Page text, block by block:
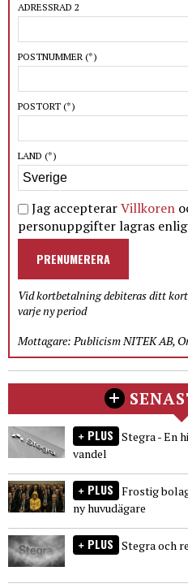
ADRESSRAD 2
POSTNUMMER (*)
POSTORT (*)
LAND (*)
Jag accepterarVillkoren
personuppgifter lagras
PRENUMERERA
Vid kortbetalning debiteras ditt
varje ny period
Mottagare: Publicism NITEK AB,
PLUS Stegra - En
vandel
PLUS Frostig
ny huvudägare
PLUS Stegra och